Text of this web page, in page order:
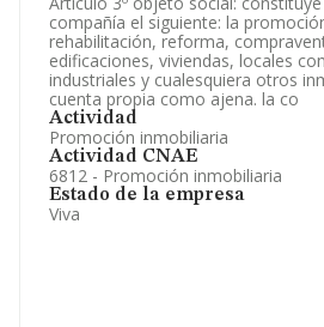
compañía el siguiente: la
rehabilitación, reforma,
edificaciones, viviendas, locales
industriales y cualesquiera otros
cuenta propia como ajena. la co
Actividad
Promoción inmobiliaria
Actividad CNAE
6812 - Promoción inmobiliaria
Estado de la empresa
Viva